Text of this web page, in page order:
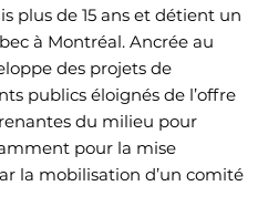
plus de 15 ans et détient un
à Montréal. Ancrée au
des projets de
publics éloignés de l’offre
du milieu pour
pour la mise
la mobilisation d’un comité